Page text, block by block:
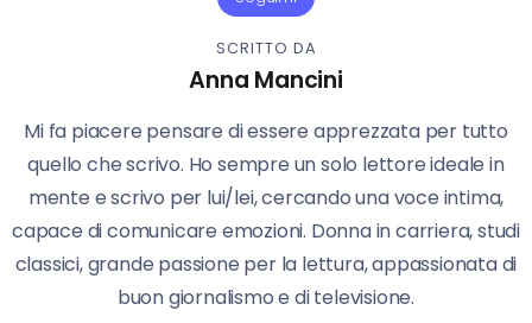
SCRITTO DA
Anna Mancini
Mi fa piacere pensare di essere apprezzata per tutto
quello che scrivo. Ho sempre un solo lettore ideale in
mente e scrivo per lui/lei, cercando una voce intima,
capace di comunicare emozioni. Donna in carriera, studi
classici, grande passione per la lettura, appassionata di
buon giornalismo e di televisione.